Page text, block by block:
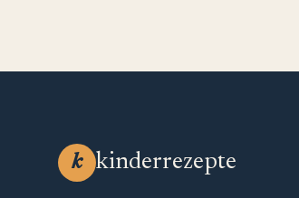
k kinderrezepte